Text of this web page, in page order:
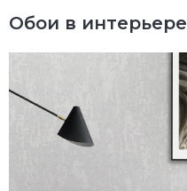
Обои в интерьере